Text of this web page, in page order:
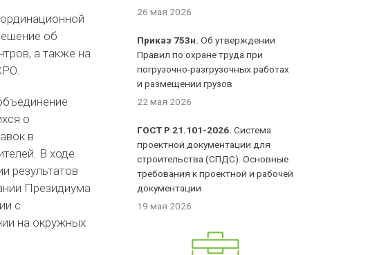
об
а также на
о
в
В ходе
результатов
Президиума
с
на окружных
26 мая 2026
Приказ 753н. Об утверждении
Правил по охране труда при
погрузочно-разгрузочных работах
и размещении грузов
22 мая 2026
ГОСТ Р 21.101-2026. Система
проектной документации для
строительства (СПДС). Основные
требования к проектной и рабочей
документации
19 мая 2026